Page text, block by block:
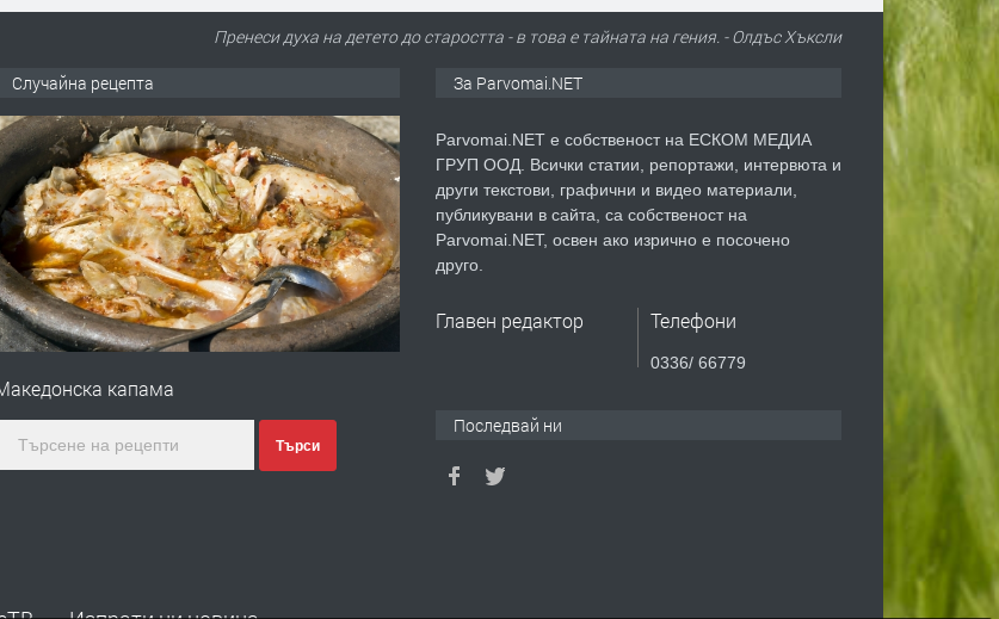
Пренеси духа на детето до старостта - в това е тайната на гения. - Олдъс Хъксли
Случайна рецепта
капама
Търси
За Parvomai.NET
Parvomai.NET е собственост на ЕСКОМ МЕДИА
ГРУП ООД. Всички статии, репортажи, интервюта и
други текстови, графични и видео материали,
публикувани в сайта, са собственост на
Parvomai.NET, освен ако изрично е посочено
друго.
Главен редактор Телефони
0336/ 66779
Последвай ни